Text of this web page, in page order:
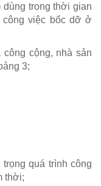
dùng trong thời gian
công việc bốc dỡ ở
cộng, nhà sản
3;
quá trình công
thời;